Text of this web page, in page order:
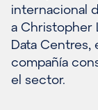
internacional
a Christopher
Data Centres,
compañía
el sector.